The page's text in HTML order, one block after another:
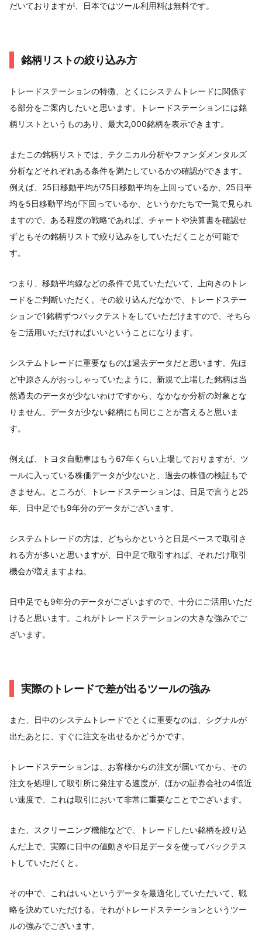
だいておりますが、日本ではツール利用料は無料です。
銘柄リストの絞り込み方
トレードステーションの特徴、とくにシステムトレードに関係す
る部分をご案内したいと思います。トレードステーションには銘
柄リストというものあり、最大2,000銘柄を表示できます。
またこの銘柄リストでは、テクニカル分析やファンダメンタルズ
分析などそれぞれある条件を満たしているかの確認ができます。
例えば、25日移動平均が75日移動平均を上回っているか、25日平
均を5日移動平均が下回っているか、というかたちで一覧で見られ
ますので、ある程度の戦略であれば、チャートや決算書を確認せ
ずともその銘柄リストで絞り込みをしていただくことが可能で
す。
つまり、移動平均線などの条件で見ていただいて、上向きのトレ
ードをご判断いただく。その絞り込んだなかで、トレードステー
ションで1銘柄ずつバックテストをしていただけますので、そちら
をご活用いただければいいということになります。
システムトレードに重要なものは過去データだと思います。先ほ
ど中原さんがおっしゃっていたように、新規で上場した銘柄は当
然過去のデータが少ないわけですから、なかなか分析の対象とな
りません。データが少ない銘柄にも同じことが言えると思いま
す。
例えば、トヨタ自動車はもう67年くらい上場しておりますが、ツ
ールに入っている株価データが少ないと、過去の株価の検証もで
きません。ところが、トレードステーションは、日足で言うと25
年、日中足でも9年分のデータがございます。
システムトレードの方は、どちらかというと日足ベースで取引さ
れる方が多いと思いますが、日中足で取引すれば、それだけ取引
機会が増えますよね。
日中足でも9年分のデータがございますので、十分にご活用いただ
けると思います。これがトレードステーションの大きな強みでご
ざいます。
実際のトレードで差が出るツールの強み
また、日中のシステムトレードでとくに重要なのは、シグナルが
出たあとに、すぐに注文を出せるかどうかです。
トレードステーションは、お客様からの注文が届いてから、その
注文を処理して取引所に発注する速度が、ほかの証券会社の4倍近
い速度で、これは取引において非常に重要なことでございます。
また、スクリーニング機能などで、トレードしたい銘柄を絞り込
んだ上で、実際に日中の値動きや日足データを使ってバックテス
トしていただくと。
その中で、これはいいというデータを最適化していただいて、戦
略を決めていただける。それがトレードステーションというツー
ルの強みでございます。